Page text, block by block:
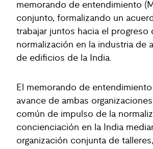
memorando de entendimiento
conjunto, formalizando un
trabajar juntos hacia el progreso
normalización en la industria de
de edificios de la India.
El memorando de
avance de ambas
común de impulso de la
concienciación en la India
organización conjunta de